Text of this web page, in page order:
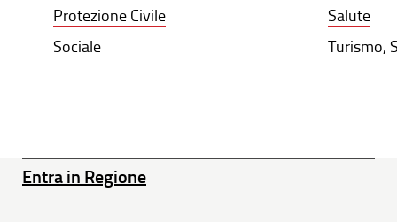
Protezione Civile
Sociale
Salute
Turismo,
Entra in Regione